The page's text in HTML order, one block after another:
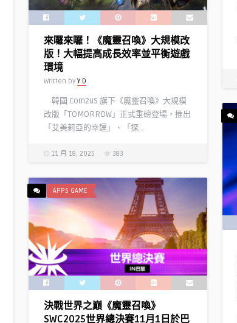
來囉來囉！《魔靈召喚》大規模改
版！大幅提高成長效率並平衡遊戲
環境
Written by Y D
韓國 Com2uS 旗下《魔靈召喚》大規模
改版「TOMORROW」正式重磅登場，推出
「艾美莉亞的幸運」、「探 ..
11 月 18, 2025 383
APPS GAME
決戰世界之巔《魔靈召喚》
SWC2025世界總決賽11月1日於巴